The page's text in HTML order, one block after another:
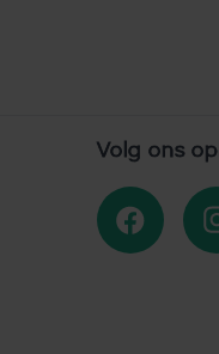
Volg ons op